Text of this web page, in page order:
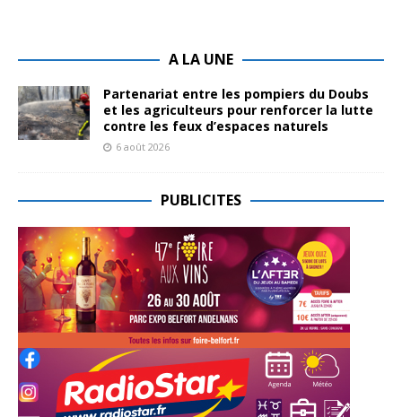
A LA UNE
Partenariat entre les pompiers du Doubs
et les agriculteurs pour renforcer la lutte
contre les feux d’espaces naturels
6 août 2026
PUBLICITES